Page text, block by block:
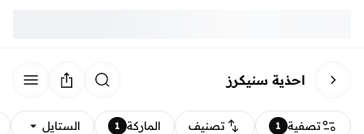
احذية سنيكرز
تصفية 1 تصنيف الماركة 1 الستايل